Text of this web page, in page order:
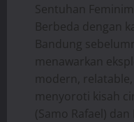
Sentuhan
Berbeda dengan
Bandung
menawarkan
modern,
menyoroti kisah
(Samo Rafael) dan